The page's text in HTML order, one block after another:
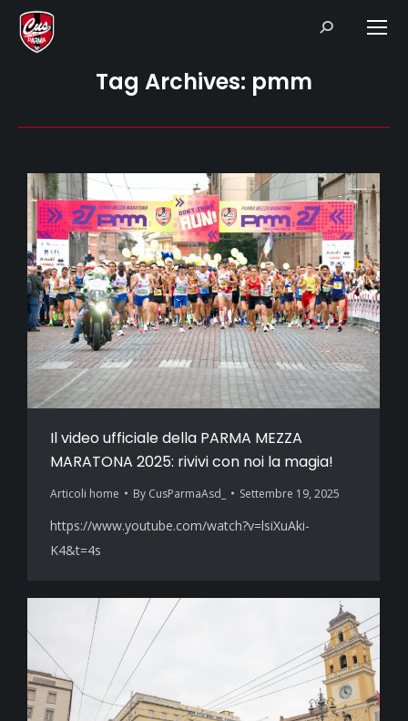
Search:
Tag Archives: pmm
Il video ufficiale della PARMA MEZZA
MARATONA 2025: rivivi con noi la magia!
Articoli home By CusParmaAsd_ Settembre 19, 2025
https://www.youtube.com/watch?v=lsiXuAki-
K4&t=4s